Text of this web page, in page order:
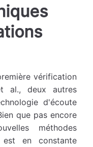
vérification
al., deux autres
d'écoute
que pas encore
méthodes
en constante